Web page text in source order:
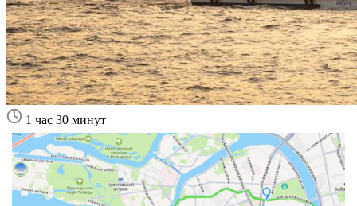
1 час 30 минут